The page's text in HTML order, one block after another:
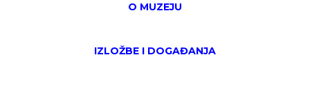
O MUZEJU
IZLOŽBE I DOGAĐANJA